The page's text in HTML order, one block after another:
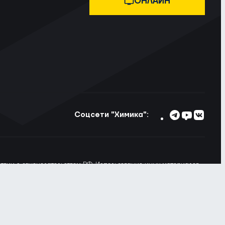
Соцсети "Химика":
с законодательством РФ. Использование иных материалов